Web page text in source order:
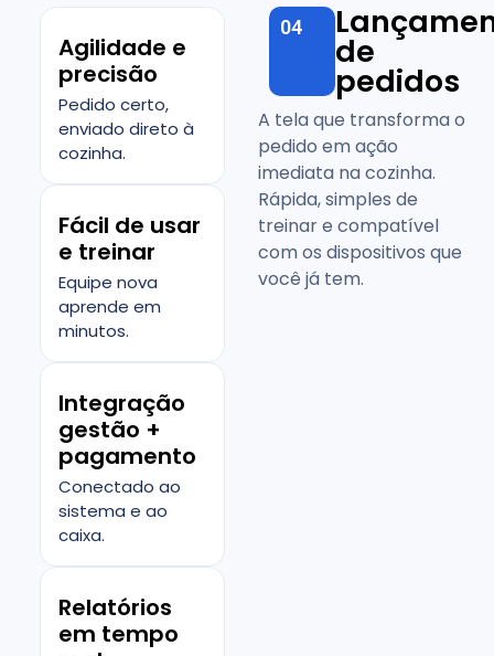
Agilidade e
precisão
Pedido certo,
enviado direto à
cozinha.
Fácil de usar
e treinar
Equipe nova
aprende em
minutos.
Integração
gestão +
pagamento
Conectado ao
sistema e ao
caixa.
Relatórios
em tempo
04
de
pedidos
A tela que transforma o
pedido em ação
imediata na cozinha.
Rápida, simples de
treinar e compatível
com os dispositivos que
você já tem.